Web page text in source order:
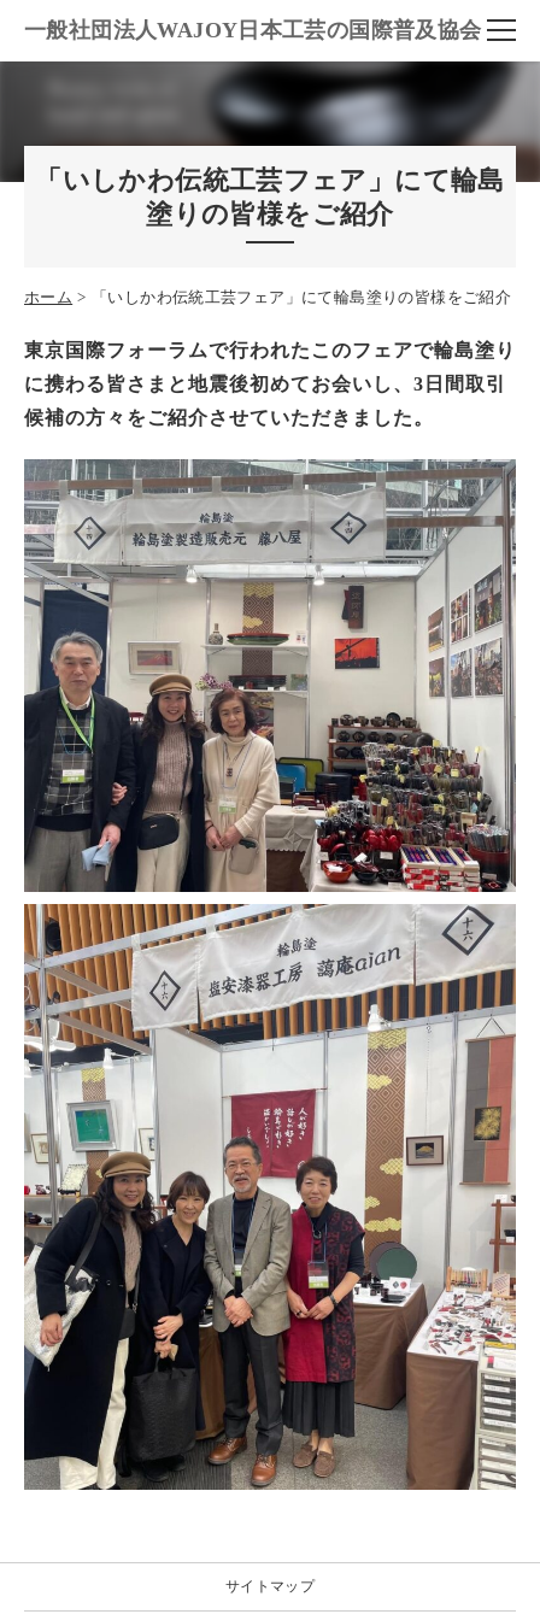
一般社団法人WAJOY日本工芸の国際普及協会
「いしかわ伝統工芸フェア」にて輪島
塗りの皆様をご紹介
ホーム 「いしかわ伝統工芸フェア」にて輪島塗りの皆様をご紹介
東京国際フォーラムで行われたこのフェアで輪島塗り
に携わる皆さまと地震後初めてお会いし、3日間取引
候補の方々をご紹介させていただきました。
サイトマップ